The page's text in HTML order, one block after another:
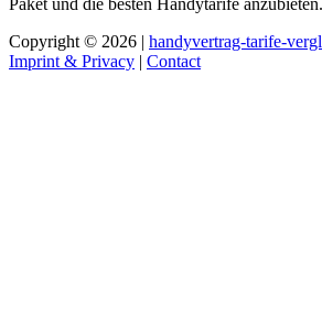
Paket und die besten Handytarife anzubieten.
Copyright © 2026 | handyvertrag-tarife-
Imprint & Privacy | Contact